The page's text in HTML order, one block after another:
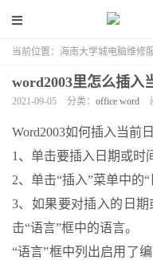
当前位置： 海南大学城电脑维修
word2003里怎么插入
2021-09-05 分类： office word
Word2003如何插入当前
1、单击要插入日期或时
2、单击“插入”菜单中的“
3、如果要对插入的日
击“语言”框中的语言。
“语言”框中列出启用了